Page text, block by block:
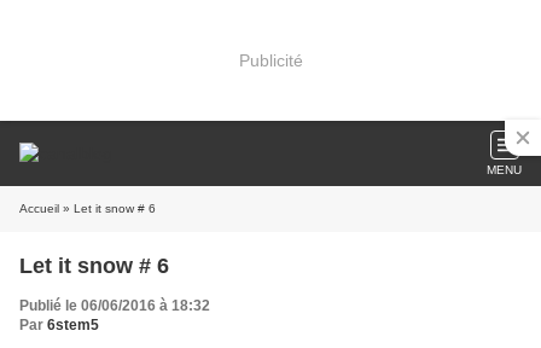
Publicité
MENU
Accueil » Let it snow # 6
Let it snow # 6
Publié le 06/06/2016 à 18:32
Par 6stem5